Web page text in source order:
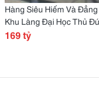
Hàng Siêu Hiếm Và
Khu Làng Đại Học Thủ
Đất Tặng Nguyên Căn
169 tỷ